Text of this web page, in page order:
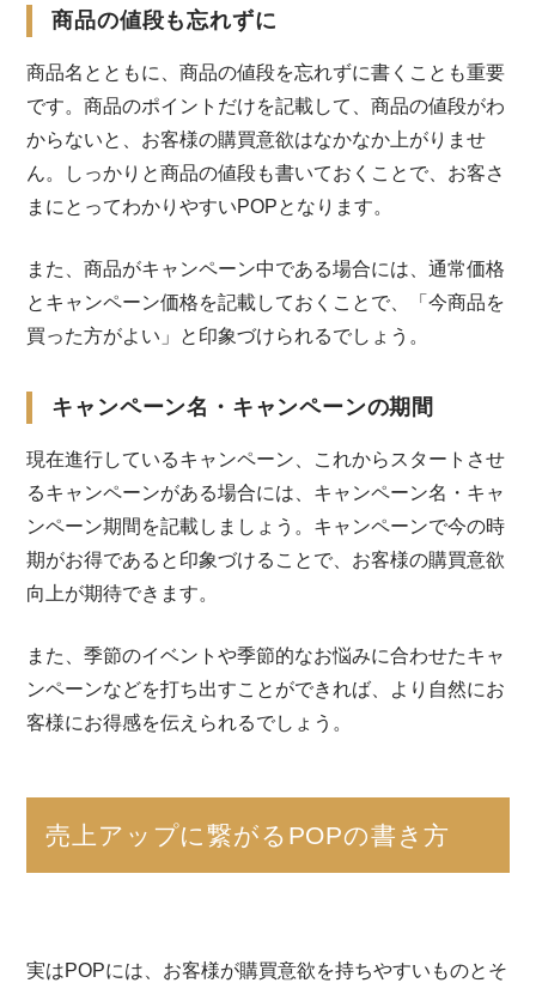
商品の値段も忘れずに
商品名とともに、商品の値段を忘れずに書くことも重要
です。商品のポイントだけを記載して、商品の値段がわ
からないと、お客様の購買意欲はなかなか上がりませ
ん。しっかりと商品の値段も書いておくことで、お客さ
まにとってわかりやすいPOPとなります。
また、商品がキャンペーン中である場合には、通常価格
とキャンペーン価格を記載しておくことで、「今商品を
買った方がよい」と印象づけられるでしょう。
キャンペーン名・キャンペーンの期間
現在進行しているキャンペーン、これからスタートさせ
るキャンペーンがある場合には、キャンペーン名・キャ
ンペーン期間を記載しましょう。キャンペーンで今の時
期がお得であると印象づけることで、お客様の購買意欲
向上が期待できます。
また、季節のイベントや季節的なお悩みに合わせたキャ
ンペーンなどを打ち出すことができれば、より自然にお
客様にお得感を伝えられるでしょう。
売上アップに繋がるPOPの書き方
実はPOPには、お客様が購買意欲を持ちやすいものとそ